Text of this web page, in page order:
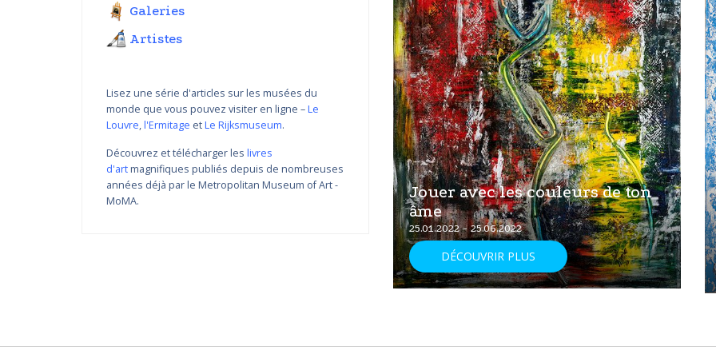
Galeries
Artistes
Lisez une série d'articles sur les musées du
monde que vous pouvez visiter en ligne –Le
Louvre,l'Ermitage etLe Rijksmuseum.
Découvrez et télécharger les livres
d'artmagnifiques publiés depuis de nombreuses
années déjà par le Metropolitan Museum of Art -
MoMA.
Variations de couleur de
Nikolay Yanakiev I
Jouer avec les couleurs de ton
âme
25.01.2022 - 25.06.2022
DÉCOUVRIR PLUS